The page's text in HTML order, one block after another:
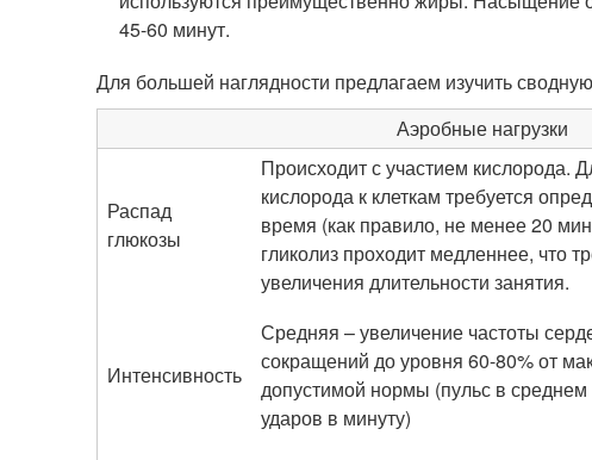
45-60 минут.
Для большей наглядности предлагаем изучить
Аэробные нагрузки
Распад
глюкозы
Происходит с участием кислорода.
кислорода к клеткам требуется
время (как правило, не менее 20
гликолиз проходит медленнее, что
увеличения длительности занятия.
Интенсивность
Средняя – увеличение частоты
сокращений до уровня 60-80% от
допустимой нормы (пульс в среднем
ударов в минуту)